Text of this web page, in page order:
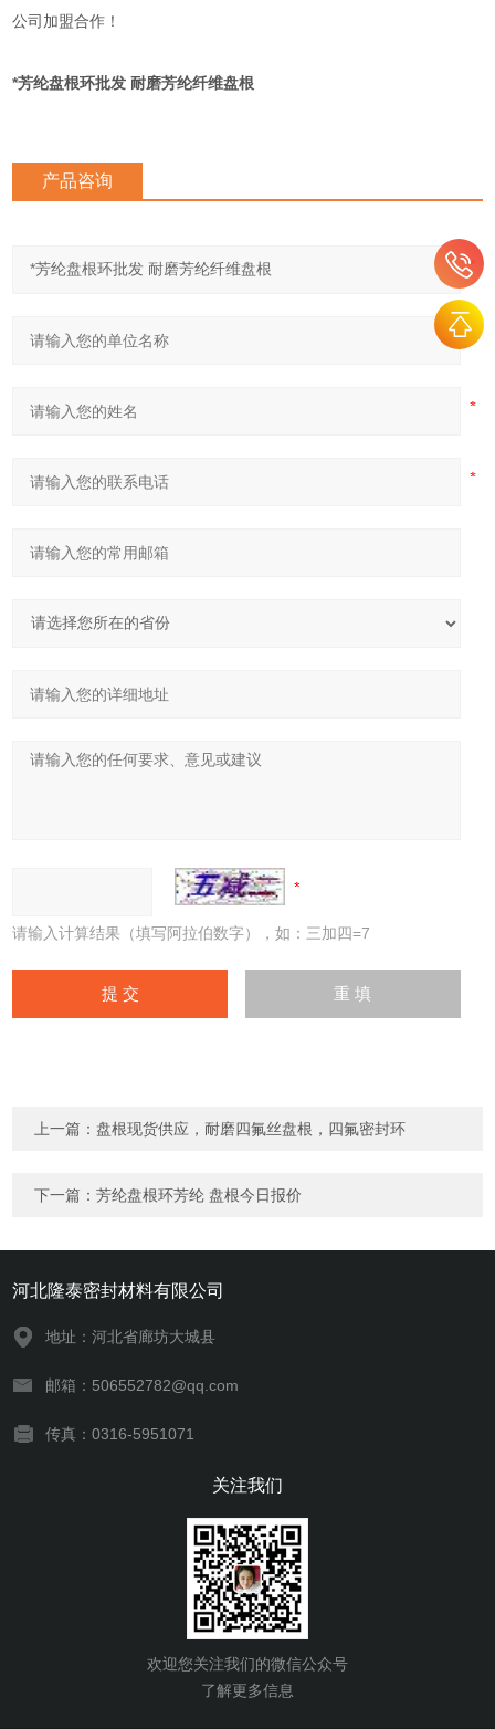
公司加盟合作！
*芳纶盘根环批发 耐磨芳纶纤维盘根
产品咨询
请输入计算结果（填写阿拉伯数字），如：三加四=7
上一篇： 盘根现货供应，耐磨四氟丝盘根，四氟密封环
下一篇：芳纶盘根环芳纶 盘根今日报价
河北隆泰密封材料有限公司
地址：河北省廊坊大城县
邮箱：506552782@qq.com
传真：0316-5951071
关注我们
欢迎您关注我们的微信公众号
了解更多信息